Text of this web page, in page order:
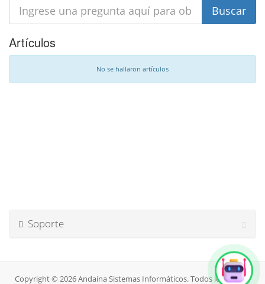
Artículos
No se hallaron artículos
Soporte
Copyright © 2026 Andaina Sistemas Informáticos. Todos los